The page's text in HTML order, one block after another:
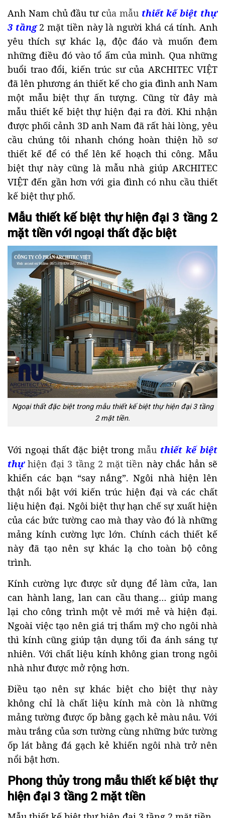
Anh Nam chủ đầu tư của mẫu thiết kế biệt thự
3 tầng2 mặt tiền này là người khá cá tính. Anh
yêu thích sự khác lạ, độc đáo và muốn đem
những điều đó vào tổ ấm của mình. Qua những
buổi trao đổi, kiến trúc sư của ARCHITEC VIỆT
đã lên phương án thiết kế cho gia đình anh Nam
một mẫu biệt thự ấn tượng. Cũng từ đây mà
mẫu thiết kế biệt thự hiện đại ra đời. Khi nhận
được phối cảnh 3D anh Nam đã rất hài lòng, yêu
cầu chúng tôi nhanh chóng hoàn thiện hồ sơ
thiết kế để có thể lên kế hoạch thi công. Mẫu
biệt thự này cũng là mẫu nhà giúp ARCHITEC
VIỆT đến gần hơn với gia đình có nhu cầu thiết
kế biệt thự phố.
Mẫu thiết kế biệt thự hiện đại 3 tầng 2
mặt tiền với ngoại thất đặc biệt
Ngoại thất đặc biệt trong mẫu thiết kế biệt thự hiện đại 3 tầng
2 mặt tiền.
Với ngoại thất đặc biệt trongmẫu thiết kế biệt
thựhiện đại 3 tầng 2 mặt tiền này chắc hẳn sẽ
khiến các bạn “say nắng”. Ngôi nhà hiện lên
thật nổi bật với kiến trúc hiện đại và các chất
liệu hiện đại. Ngôi biệt thự hạn chế sự xuất hiện
của các bức tường cao mà thay vào đó là những
mảng kính cường lực lớn. Chính cách thiết kế
này đã tạo nên sự khác lạ cho toàn bộ công
trình.
Kính cường lực được sử dụng để làm cửa, lan
can hành lang, lan can cầu thang… giúp mang
lại cho công trình một vẻ mới mẻ và hiện đại.
Ngoài việc tạo nên giá trị thẩm mỹ cho ngôi nhà
thì kính cũng giúp tận dụng tối đa ánh sáng tự
nhiên. Với chất liệu kính không gian trong ngôi
nhà như được mở rộng hơn.
Điều tạo nên sự khác biệt cho biệt thự này
không chỉ là chất liệu kính mà còn là những
mảng tường được ốp bằng gạch kẻ màu nâu. Với
màu trắng của sơn tường cùng những bức tường
ốp lát bằng đá gạch kẻ khiến ngôi nhà trở nên
nổi bật hơn.
Phong thủy trong mẫu thiết kế biệt thự
hiện đại 3 tầng 2 mặt tiền